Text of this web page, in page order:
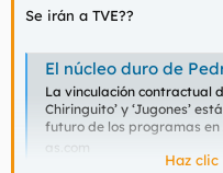
Se irán a TVE??
El núcleo duro de Pedrerol también
La vinculación contractual
Chiringuito’ y ‘Jugones’
futuro de los programas
as.com
Haz